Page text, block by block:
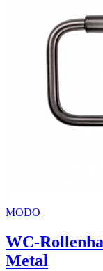
MODO
WC-
Metal